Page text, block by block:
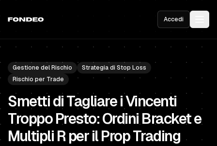
Accedi
Gestione del Rischio
Strategia di Stop Loss
Rischio per Trade
Smetti di Tagliare i Vincenti
Troppo Presto: Ordini Bracket e
Multipli R per il Prop Trading